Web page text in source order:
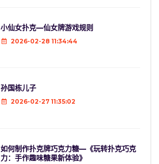
小仙女扑克—仙女牌游戏规则
2026-02-28 11:34:44
孙国栋儿子
2026-02-27 11:35:02
如何制作扑克牌巧克力糖—《玩转扑克巧克
力：手作趣味糖果新体验》